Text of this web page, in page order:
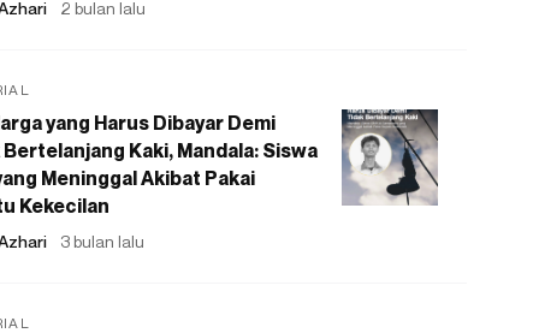
2 bulan lalu
yang Harus Dibayar Demi
Kaki, Mandala: Siswa
Meninggal Akibat Pakai
Kekecilan
3 bulan lalu